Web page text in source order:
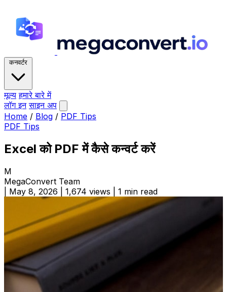
कनवर्टर
मूल्य हमारे बारे में
लॉग इन साइन अप
Home / Blog / PDF Tips
PDF Tips
Excel को PDF में कैसे कन्वर्ट करें
M
MegaConvert Team
May 8, 2026 1,674 views 1 min read